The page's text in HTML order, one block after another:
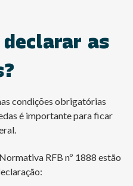
declarar as
condições obrigatórias
é importante para ficar
RFB nº 1888 estão